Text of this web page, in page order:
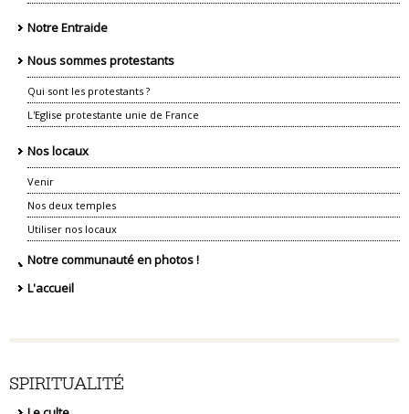
Notre Entraide
Nous sommes protestants
Qui sont les protestants ?
L'Eglise protestante unie de France
Nos locaux
Venir
Nos deux temples
Utiliser nos locaux
Notre communauté en photos !
L'accueil
SPIRITUALITÉ